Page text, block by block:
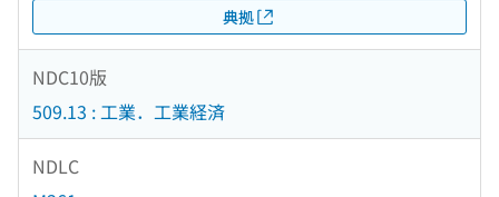
典拠
NDC10版
509.13 : 工業．工業経済
NDLC